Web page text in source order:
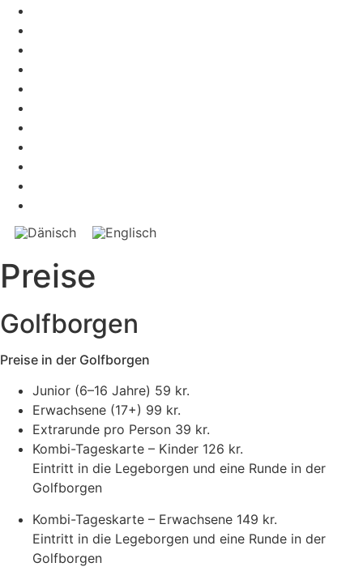
Preise
Golfborgen
Preise in der Golfborgen
Junior (6–16 Jahre) 59 kr.
Erwachsene (17+) 99 kr.
Extrarunde pro Person 39 kr.
Kombi-Tageskarte – Kinder 126 kr.
Eintritt in die Legeborgen und eine Runde in der
Golfborgen
Kombi-Tageskarte – Erwachsene 149 kr.
Eintritt in die Legeborgen und eine Runde in der
Golfborgen